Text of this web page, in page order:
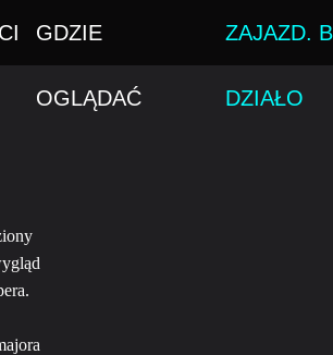
GDZIE
OGLĄDAĆ
ZAJAZD.
DZIAŁO